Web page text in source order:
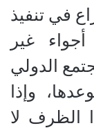
في تنفيذ
غير
الدولي
وإذا
الظرف لا